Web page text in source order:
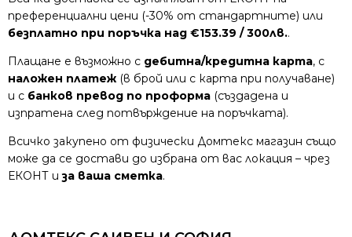
преференциални цени (-30% от стандартните) или
безплатно при поръчка над €153.39 / 300лв..
Плащане е възможно с дебитна/кредитна карта, с
наложен платеж (в брой или с карта при получаване)
и с банков превод по проформа (създадена и
изпратена след потвърждение на поръчката).
Всичко закупено от физически Домтекс магазин също
може да се достави до избрана от вас локация – чрез
ЕКОНТ иза ваша сметка.